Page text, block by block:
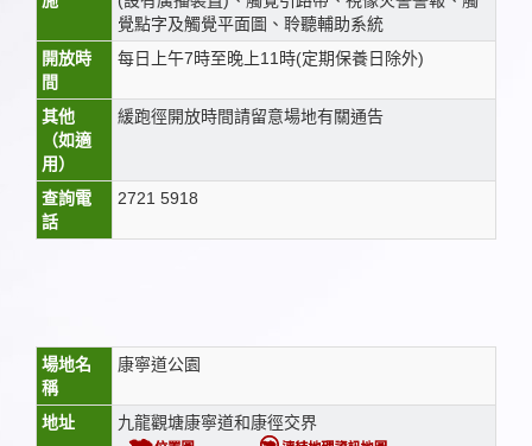
覺點字及觸覺平面圖、聆聽輔助系統
開放時
間
每日上午7時至晚上11時(定期保養日除外)
其他
（如適
用）
緩跑徑開放時間請留意場地有關通告
查詢電
話
2721 5918
場地名
稱
康寧道公園
地址 九龍觀塘康寧道和康徑交界